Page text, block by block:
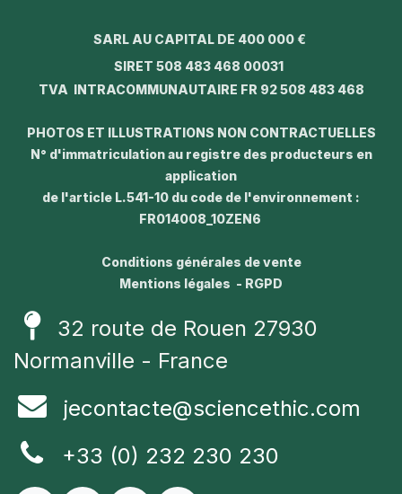
SARL AU CAPITAL DE 400 000 €
SIRET 508 483 468 00031
TVA INTRACOMMUNAUTAIRE FR 92 508 483 468
PHOTOS ET ILLUSTRATIONS NON CONTRACTUELLES
N° d'immatriculation au registre des producteurs en
application
de l'article L.541-10 du code de l'environnement :
FR014008_10ZEN6
Conditions générales de vente
Mentions légales - RGPD
32 route de Rouen 27930
Normanville - France
jecontacte@sciencethic.com
+33 (0) 232 230 230